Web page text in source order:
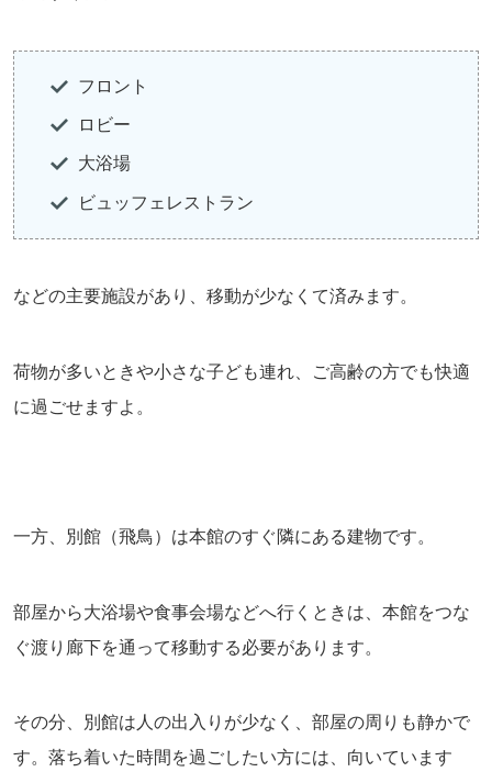
フロント
ロビー
大浴場
ビュッフェレストラン
などの主要施設があり、移動が少なくて済みます。
荷物が多いときや小さな子ども連れ、ご高齢の方でも快適
に過ごせますよ。
一方、別館（飛鳥）は本館のすぐ隣にある建物です。
部屋から大浴場や食事会場などへ行くときは、本館をつな
ぐ渡り廊下を通って移動する必要があります。
その分、別館は人の出入りが少なく、部屋の周りも静かで
す。落ち着いた時間を過ごしたい方には、向いています